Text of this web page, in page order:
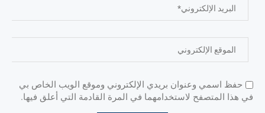
حفظ اسمي وعنوان بريدي الإلكتروني وموقع الويب الخاص بي
في هذا المتصفح لاستخدامهما في المرة القادمة التي أعلق فيها.